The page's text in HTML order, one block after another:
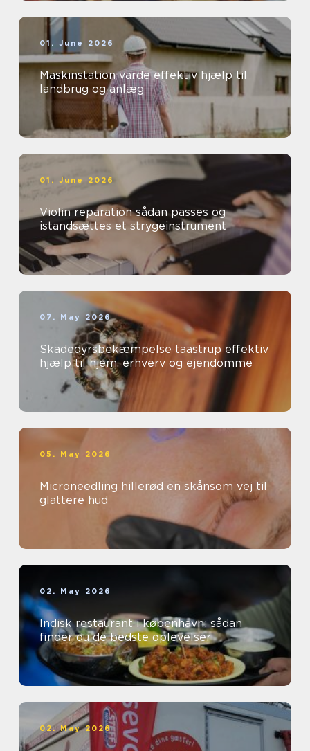
01. June 2026
Maskinstation varde effektiv hjælp til
landbrug og anlæg
01. June 2026
Violin reparation sådan passes og
istandsættes et strygeinstrument
07. May 2026
Skadedyrsbekæmpelse taastrup effektiv
hjælp til hjem, erhverv og ejendomme
05. May 2026
Microneedling hillerød en skånsom vej til
glattere hud
02. May 2026
Indisk restaurant i københavn: sådan
finder du de bedste oplevelser
02. May 2026